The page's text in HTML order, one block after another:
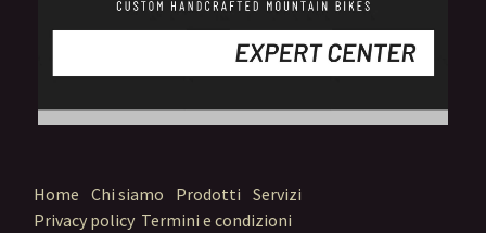
Home Chi siamo Prodotti Servizi
Privacy policy Termini e condizioni